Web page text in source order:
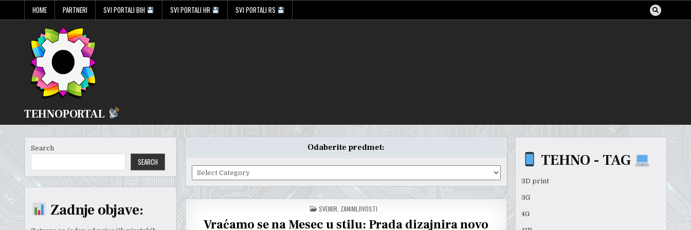
HOME PARTNERI SVI PORTALI BIH SVI PORTALI HR SVI PORTALI RS
TEHNOPORTAL
Search
SEARCH
Zadnje objave:
Odaberite predmet:
Odaberite
predmet:
POSTED
IN
SVEMIR ZANIMLJIVOSTI
Vraćamo se na Mesec u stilu: Prada dizajnira novo
TEHNO - TAG
3D print
3G
4G